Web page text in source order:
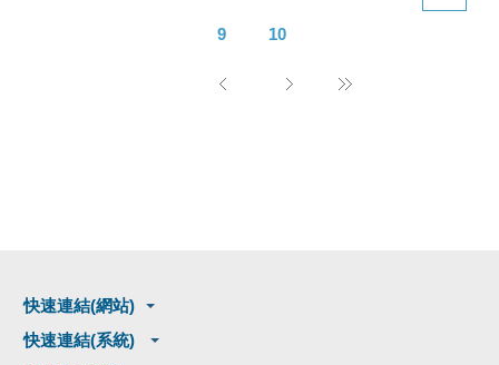
9 10
快速連結(網站)
快速連結(系統)